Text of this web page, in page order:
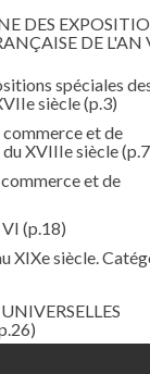
DES
DE L'AN
spéciales
siècle(p.3)
et de
XVIIIe siècle
et de
(p.18)
XIXe siècle.